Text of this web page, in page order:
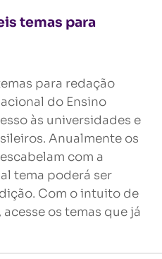
temas para
para redação
do Ensino
às universidades e
Anualmente os
com a
tema poderá ser
Com o intuito de
os temas que já